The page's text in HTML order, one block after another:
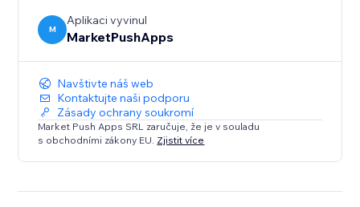
M
Aplikaci vyvinul
MarketPushApps
Navštivte náš web
Kontaktujte naši podporu
Zásady ochrany soukromí
Market Push Apps SRL zaručuje, že je v souladu
s obchodními zákony EU. Zjistit více